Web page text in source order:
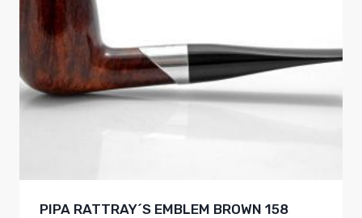
PIPA RATTRAY´S EMBLEM BROWN 158